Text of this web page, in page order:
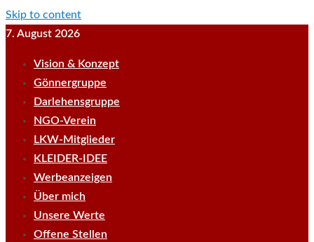
Skip to content
7. August 2026
Vision & Konzept
Gönnergruppe
Darlehensgruppe
NGO-Verein
LKW-Mitglieder
KLEIDER-IDEE
Werbeanzeigen
Über mich
Unsere Werte
Offene Stellen